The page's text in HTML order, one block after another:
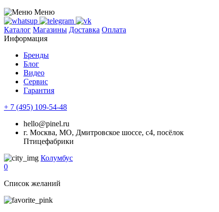
Меню
Каталог Магазины Доставка Оплата
Информация
Бренды
Блог
Видео
Сервис
Гарантия
+ 7 (495) 109-54-48
hello@pinel.ru
г. Москва, МО, Дмитровское шоссе, с4, посёлок
Птицефабрики
Колумбус
0
Список желаний